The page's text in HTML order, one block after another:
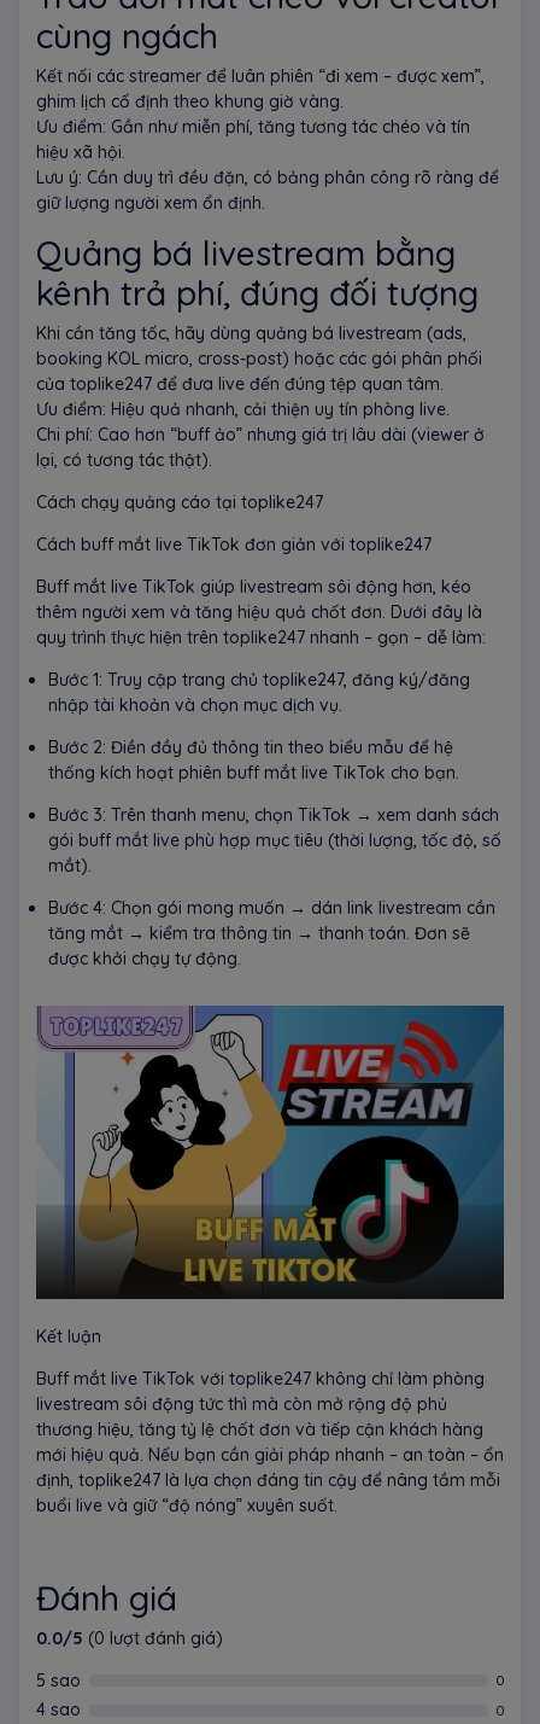
cùng ngách
Kết nối các streamer để luân phiên “đi xem – được xem”,
ghim lịch cố định theo khung giờ vàng.
Ưu điểm: Gần như miễn phí, tăng tương tác chéo và tín
hiệu xã hội.
Lưu ý: Cần duy trì đều đặn, có bảng phân công rõ ràng để
giữ lượng người xem ổn định.
Quảng bá livestream bằng
kênh trả phí, đúng đối tượng
Khi cần tăng tốc, hãy dùng quảng bá livestream (ads,
booking KOL micro, cross-post) hoặc các gói phân phối
của toplike247 để đưa live đến đúng tệp quan tâm.
Ưu điểm: Hiệu quả nhanh, cải thiện uy tín phòng live.
Chi phí: Cao hơn “buff ảo” nhưng giá trị lâu dài (viewer ở
lại, có tương tác thật).
Cách chạy quảng cáo tại toplike247
Cách buff mắt live TikTok đơn giản với toplike247
Buff mắt live TikTok giúp livestream sôi động hơn, kéo
thêm người xem và tăng hiệu quả chốt đơn. Dưới đây là
quy trình thực hiện trên toplike247 nhanh – gọn – dễ làm:
Bước 1: Truy cập trang chủ toplike247, đăng ký/đăng
nhập tài khoản và chọn mục dịch vụ.
Bước 2: Điền đầy đủ thông tin theo biểu mẫu để hệ
thống kích hoạt phiên buff mắt live TikTok cho bạn.
Bước 3: Trên thanh menu, chọn TikTok → xem danh sách
gói buff mắt live phù hợp mục tiêu (thời lượng, tốc độ, số
mắt).
Bước 4: Chọn gói mong muốn → dán link livestream cần
tăng mắt → kiểm tra thông tin → thanh toán. Đơn sẽ
được khởi chạy tự động.
Kết luận
Buff mắt live TikTok với toplike247 không chỉ làm phòng
livestream sôi động tức thì mà còn mở rộng độ phủ
thương hiệu, tăng tỷ lệ chốt đơn và tiếp cận khách hàng
mới hiệu quả. Nếu bạn cần giải pháp nhanh – an toàn – ổn
định, toplike247 là lựa chọn đáng tin cậy để nâng tầm mỗi
buổi live và giữ “độ nóng” xuyên suốt.
Đánh giá
0.0/5 (0 lượt đánh giá)
5 sao
0
4 sao 0